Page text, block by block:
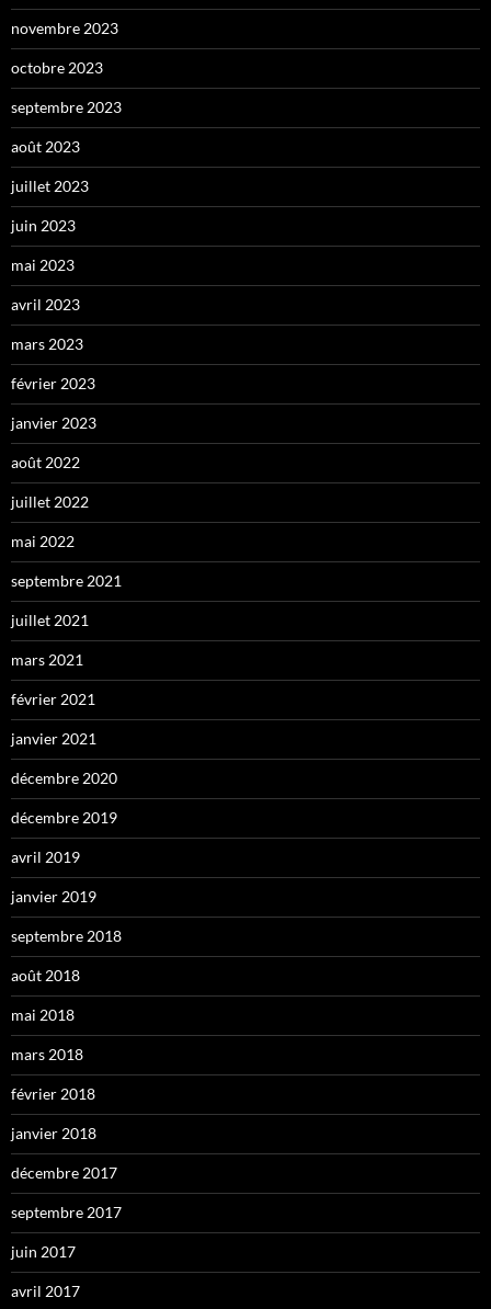
novembre 2023
octobre 2023
septembre 2023
août 2023
juillet 2023
juin 2023
mai 2023
avril 2023
mars 2023
février 2023
janvier 2023
août 2022
juillet 2022
mai 2022
septembre 2021
juillet 2021
mars 2021
février 2021
janvier 2021
décembre 2020
décembre 2019
avril 2019
janvier 2019
septembre 2018
août 2018
mai 2018
mars 2018
février 2018
janvier 2018
décembre 2017
septembre 2017
juin 2017
avril 2017